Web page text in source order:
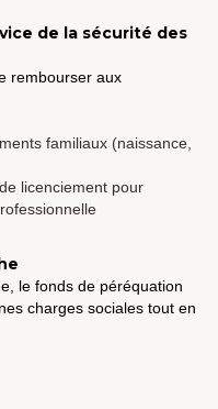
de la sécurité des
rembourser aux
familiaux (naissance,
licenciement pour
le fonds de péréquation
charges sociales tout en